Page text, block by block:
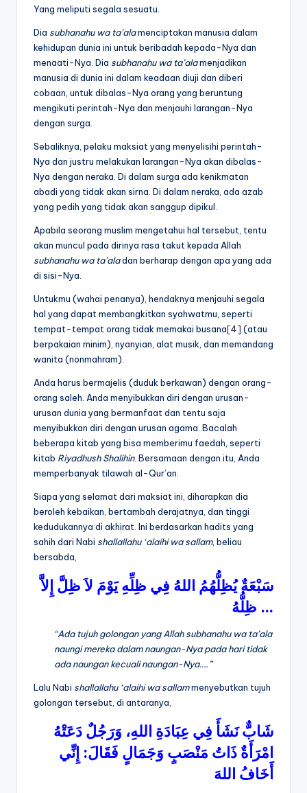
Yang meliputi segala sesuatu.
Dia subhanahu wa ta’alamenciptakan manusia dalam
kehidupan dunia ini untuk beribadah kepada-Nya dan
menaati-Nya. Dia subhanahu wa ta’alamenjadikan
manusia di dunia ini dalam keadaan diuji dan diberi
cobaan, untuk dibalas-Nya orang yang beruntung
mengikuti perintah-Nya dan menjauhi larangan-Nya
dengan surga.
Sebaliknya, pelaku maksiat yang menyelisihi perintah-
Nya dan justru melakukan larangan-Nya akan dibalas-
Nya dengan neraka. Di dalam surga ada kenikmatan
abadi yang tidak akan sirna. Di dalam neraka, ada azab
yang pedih yang tidak akan sanggup dipikul.
Apabila seorang muslim mengetahui hal tersebut, tentu
akan muncul pada dirinya rasa takut kepada Allah
subhanahu wa ta’aladan berharap dengan apa yang ada
di sisi-Nya.
Untukmu (wahai penanya), hendaknya menjauhi segala
hal yang dapat membangkitkan syahwatmu, seperti
tempat-tempat orang tidak memakai busana[4] (atau
berpakaian minim), nyanyian, alat musik, dan memandang
wanita (nonmahram).
Anda harus bermajelis (duduk berkawan) dengan orang-
orang saleh. Anda menyibukkan diri dengan urusan-
urusan dunia yang bermanfaat dan tentu saja
menyibukkan diri dengan urusan agama. Bacalah
beberapa kitab yang bisa memberimu faedah, seperti
kitab Riyadhush Shalihin. Bersamaan dengan itu, Anda
memperbanyak tilawah al-Qur’an.
Siapa yang selamat dari maksiat ini, diharapkan dia
beroleh kebaikan, bertambah derajatnya, dan tinggi
kedudukannya di akhirat. Ini berdasarkan hadits yang
sahih dari Nabi shallallahu ‘alaihi wa sallam, beliau
bersabda,
سَبْعَةٌ يُظِلُّهُمُ اللهُ فِي ظِلِّهِ يَوْمَ لاَ ظِلَّ إِلاَّ
ظِلُّهُ …
“Ada tujuh golongan yang Allahsubhanahu wa ta’ala
naungi mereka dalam naungan-Nya pada hari tidak
ada naungan kecuali naungan-Nya….”
Lalu Nabi shallallahu ‘alaihi wa sallammenyebutkan tujuh
golongan tersebut, di antaranya,
شَابٌّ نَشَأَ فِي عِبَادَةِ اللهِ، وَرَجُلٌ دَعَتْهُ
امْرَأَةٌ ذَاتُ مَنْصَبٍ وَجَمَالٍ فَقَالَ: إِنِّي
أَخَافُ اللهَ